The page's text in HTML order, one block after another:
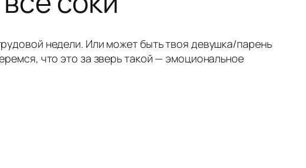
недели. Или может быть твоя девушка/парень
что это за зверь такой — эмоциональное